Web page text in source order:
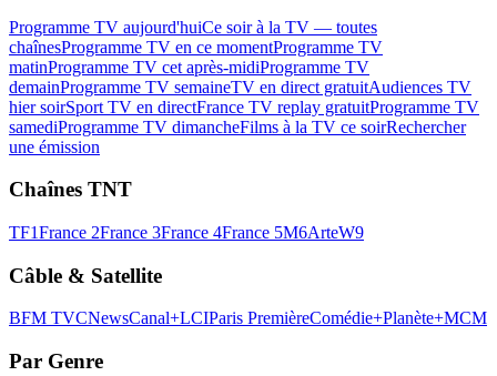
Programme TV aujourd'huiCe soir à la TV — toutes
chaînesProgramme TV en ce momentProgramme TV
matinProgramme TV cet après-midiProgramme TV
demainProgramme TV semaineTV en direct gratuitAudiences TV
hier soirSport TV en directFrance TV replay gratuitProgramme TV
samediProgramme TV dimancheFilms à la TV ce soirRechercher
une émission
Chaînes TNT
TF1France 2France 3France 4France 5M6ArteW9
Câble & Satellite
BFM TVCNewsCanal+LCIParis PremièreComédie+Planète+MCM
Par Genre